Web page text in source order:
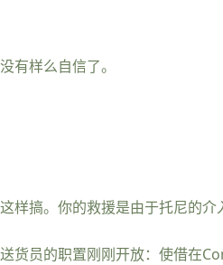
有样么自信了。
搞。你的救援是由于托尼的
货员的职置刚刚开放：使借在